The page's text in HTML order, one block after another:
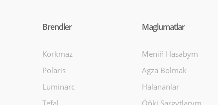
Brendler
Korkmaz
Polaris
Luminarc
Tefal
Maglumatlar
Meniň Hasabym
Agza Bolmak
Halananlar
Öňki Sargytlarym